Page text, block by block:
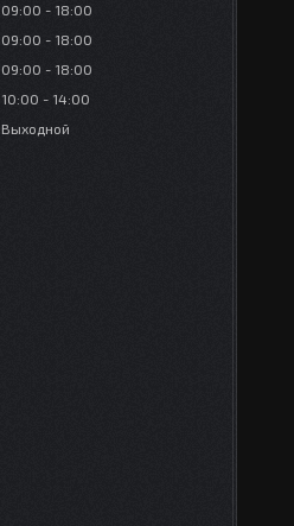
09:00
18:00
09:00
18:00
09:00
18:00
10:00
14:00
Выходной